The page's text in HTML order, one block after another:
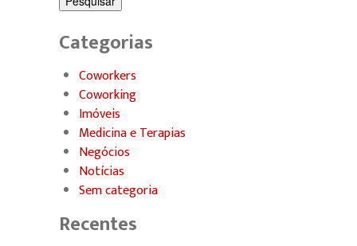
Categorias
Coworkers
Coworking
Imóveis
Medicina e Terapias
Negócios
Notícias
Sem categoria
Recentes